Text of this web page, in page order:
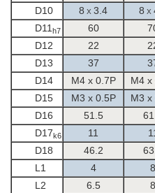
D10
8 X 3.4 8 X
D11h7 60
D12
22
D13
37
D14
M4 x 0.7P M4 x
D15
M3 x 0.5P M3 x
D16
51.5
D17k6 11
D18
46.2
L1
4 8
L2
6.5 8